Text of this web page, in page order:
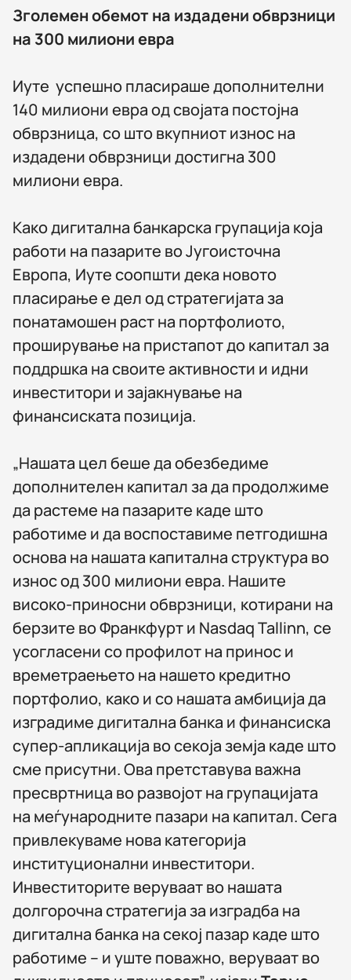
Зголемен обемот на издадени обврзници
на 300 милиони евра
Иуте успешно пласираше дополнителни
140 милиони евра од својата постојна
обврзница, со што вкупниот износ на
издадени обврзници достигна 300
милиони евра.
Како дигитална банкарска групација која
работи на пазарите во Југоисточна
Европа, Иуте соопшти дека новото
пласирање е дел од стратегијата за
понатамошен раст на портфолиото,
проширување на пристапот до капитал за
поддршка на своите активности и идни
инвеститори и зајакнување на
финансиската позиција.
„Нашата цел беше да обезбедиме
дополнителен капитал за да продолжиме
да растеме на пазарите каде што
работиме и да воспоставиме петгодишна
основа на нашата капитална структура во
износ од 300 милиони евра. Нашите
високо-приносни обврзници, котирани на
берзите во Франкфурт и Nasdaq Tallinn, се
усогласени со профилот на принос и
времетраењето на нашето кредитно
портфолио, како и со нашата амбиција да
изградиме дигитална банка и финансиска
супер-апликација во секоја земја каде што
сме присутни. Ова претставува важна
пресвртница во развојот на групацијата
на меѓународните пазари на капитал. Сега
привлекуваме нова категорија
институционални инвеститори.
Инвеститорите веруваат во нашата
долгорочна стратегија за изградба на
дигитална банка на секој пазар каде што
работиме – и уште поважно, веруваат во